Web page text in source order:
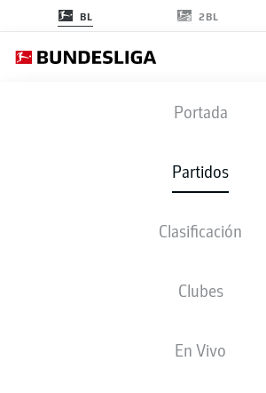
BL 2BL
Portada
Partidos
Clasificación
Clubes
En Vivo
SVW - M05
4 0
ALINEACIONES ESTADÍSTICAS